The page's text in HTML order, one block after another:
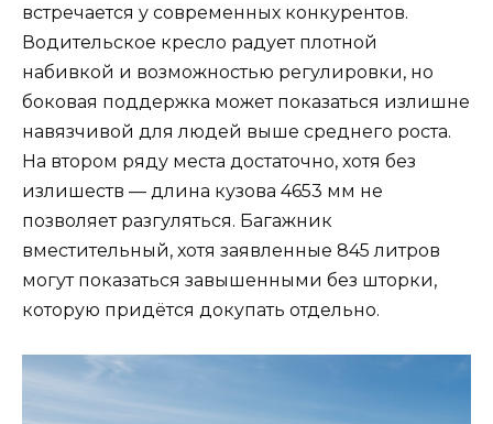
встречается у современных конкурентов.
Водительское кресло радует плотной
набивкой и возможностью регулировки, но
боковая поддержка может показаться излишне
навязчивой для людей выше среднего роста.
На втором ряду места достаточно, хотя без
излишеств — длина кузова 4653 мм не
позволяет разгуляться. Багажник
вместительный, хотя заявленные 845 литров
могут показаться завышенными без шторки,
которую придётся докупать отдельно.